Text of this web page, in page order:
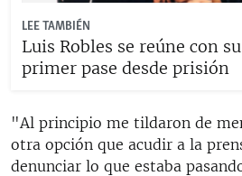
LEE TAMBIÉN
Luis Robles se reúne con
primer pase desde prisión
"Al principio me tildaron de
otra opción que acudir a la
denunciar lo que estaba